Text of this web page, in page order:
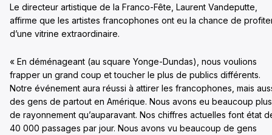
Le directeur artistique de la Franco-Fête, Laurent Vandeputte,
affirme que les artistes francophones ont eu la chance de
d’une vitrine extraordinaire.
« En déménageant (au square Yonge-Dundas), nous voulions
frapper un grand coup et toucher le plus de publics différents.
Notre événement aura réussi à attirer les francophones, mais
des gens de partout en Amérique. Nous avons eu beaucoup plus
de rayonnement qu’auparavant. Nos chiffres actuelles font état
40 000 passages par jour. Nous avons vu beaucoup de gens